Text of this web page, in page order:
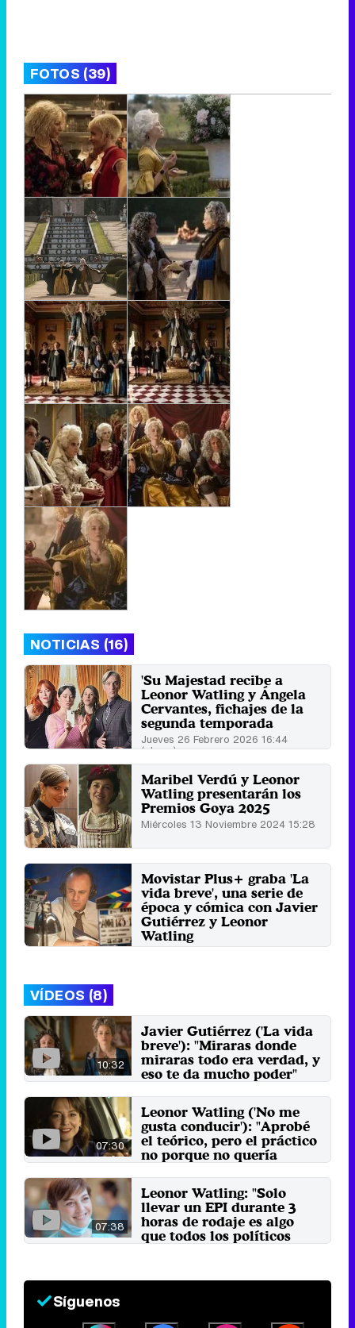
FOTOS (39)
NOTICIAS (16)
'Su Majestad recibe a
Leonor Watling y Ángela
Cervantes, fichajes de la
segunda temporada
Jueves 26 Febrero 2026 16:44
(ahora)
Maribel Verdú y Leonor
Watling presentarán los
Premios Goya 2025
Miércoles 13 Noviembre 2024 15:28
Movistar Plus+ graba 'La
vida breve', una serie de
época y cómica con Javier
Gutiérrez y Leonor
Watling
Martes 16 Enero 2024 16:33
VÍDEOS (8)
10:32
Javier Gutiérrez ('La vida
breve'): "Miraras donde
miraras todo era verdad, y
eso te da mucho poder"
07:30
Leonor Watling ('No me
gusta conducir'): "Aprobé
el teórico, pero el práctico
no porque no quería
22 de noviembre 2022
07:38
Leonor Watling: "Solo
llevar un EPI durante 3
horas de rodaje es algo
que todos los políticos
Síguenos